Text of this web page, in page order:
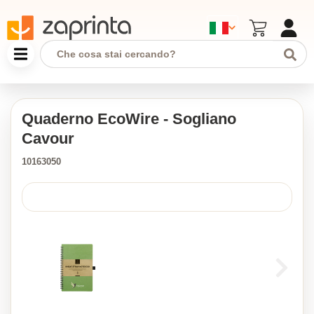
Quaderno EcoWire - Sogliano
Cavour
10163050